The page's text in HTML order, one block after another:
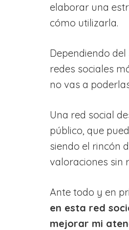
elaborar una
cómo utilizarla.
Dependiendo
redes sociales
no vas a
Una red social
público, que
siendo el rincón
valoraciones sin
Ante todo y en
en esta red
mejorar mi